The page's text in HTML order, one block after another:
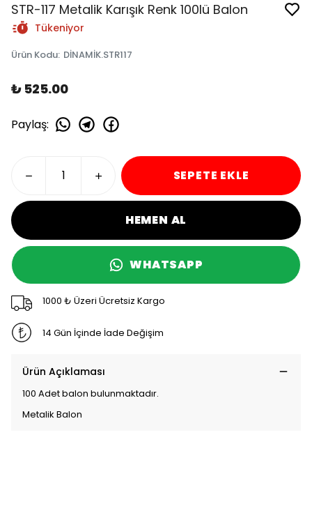
STR-117 Metalik Karışık Renk 100lü Balon
Tükeniyor
Ürün Kodu: DİNAMİK.STR117
₺ 525.00
Paylaş:
SEPETE EKLE
HEMEN AL
WHATSAPP
1000 ₺ Üzeri Ücretsiz Kargo
14 Gün İçinde İade Değişim
Ürün Açıklaması
100 Adet balon bulunmaktadır.
Metalik Balon